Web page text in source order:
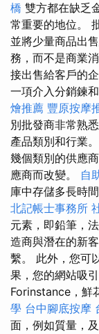
橋 雙方都在缺乏
常重要的地位。
並將少量商品出
務，而不是商業
接出售給客戶的
一項介入分銷鍊
燴推薦 豐原按摩
別批發商非常熟
產品類別和行業。
幾個類別的供應
應商而改變。 自
庫中存儲多長時
北記帳士事務所
元素，即鉛筆，
造商與潛在的新
繫。 此外，您可
果，您的網站吸
Forinstance，鮮
學 台中腳底按摩
面，例如質量，